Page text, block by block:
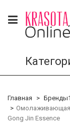
Главная Бренды1
Омолаживающая
Gong Jin Essence